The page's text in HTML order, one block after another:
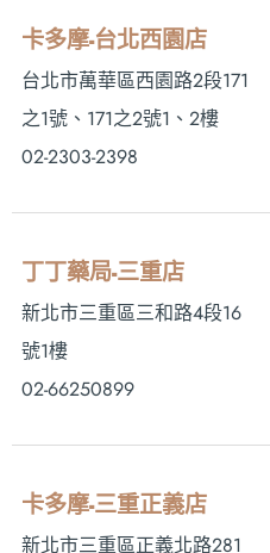
卡多摩-台北西園店
台北市萬華區西園路2段171
之1號、171之2號1、2樓
02-2303-2398
丁丁藥局-三重店
新北市三重區三和路4段16
號1樓
02-66250899
卡多摩-三重正義店
新北市三重區正義北路281